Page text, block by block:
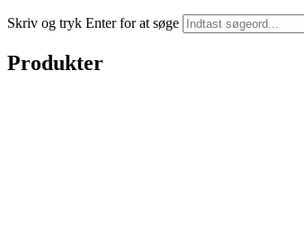
Skriv og tryk Enter for at søge
Produkter